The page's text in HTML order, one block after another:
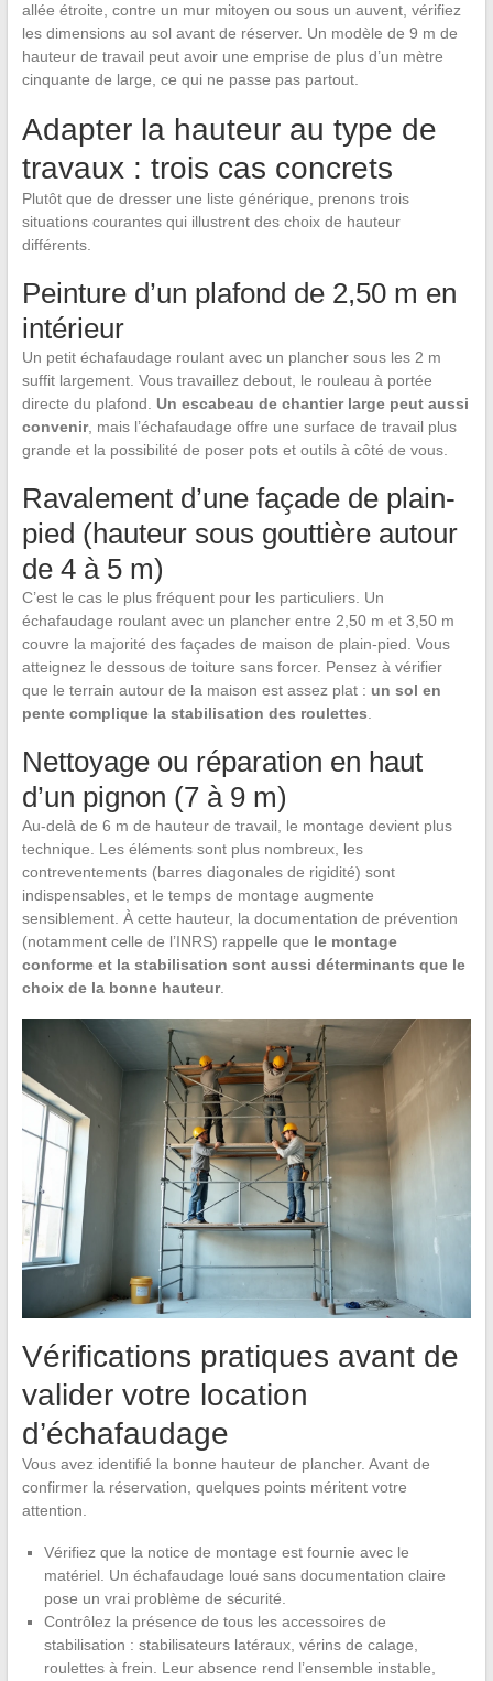
allée étroite, contre un mur mitoyen ou sous un auvent, vérifiez
les dimensions au sol avant de réserver. Un modèle de 9 m de
hauteur de travail peut avoir une emprise de plus d’un mètre
cinquante de large, ce qui ne passe pas partout.
Adapter la hauteur au type de
travaux : trois cas concrets
Plutôt que de dresser une liste générique, prenons trois
situations courantes qui illustrent des choix de hauteur
différents.
Peinture d’un plafond de 2,50 m en
intérieur
Un petit échafaudage roulant avec un plancher sous les 2 m
suffit largement. Vous travaillez debout, le rouleau à portée
directe du plafond. Un escabeau de chantier large peut aussi
convenir, mais l’échafaudage offre une surface de travail plus
grande et la possibilité de poser pots et outils à côté de vous.
Ravalement d’une façade de plain-
pied (hauteur sous gouttière autour
de 4 à 5 m)
C’est le cas le plus fréquent pour les particuliers. Un
échafaudage roulant avec un plancher entre 2,50 m et 3,50 m
couvre la majorité des façades de maison de plain-pied. Vous
atteignez le dessous de toiture sans forcer. Pensez à vérifier
que le terrain autour de la maison est assez plat : un sol en
pente complique la stabilisation des roulettes
Nettoyage ou réparation en haut
d’un pignon (7 à 9 m)
Au-delà de 6 m de hauteur de travail, le montage devient plus
technique. Les éléments sont plus nombreux, les
contreventements (barres diagonales de rigidité) sont
indispensables, et le temps de montage augmente
sensiblement. À cette hauteur, la documentation de prévention
(notamment celle de l’INRS) rappelle que le montage
conforme et la stabilisation sont aussi déterminants que le
choix de la bonne hauteur.
Vérifications pratiques avant de
valider votre location
d’échafaudage
Vous avez identifié la bonne hauteur de plancher. Avant de
confirmer la réservation, quelques points méritent votre
attention.
Vérifiez que la notice de montage est fournie avec le
matériel. Un échafaudage loué sans documentation claire
pose un vrai problème de sécurité.
Contrôlez la présence de tous les accessoires de
stabilisation : stabilisateurs latéraux, vérins de calage,
roulettes à frein. Leur absence rend l’ensemble instable,